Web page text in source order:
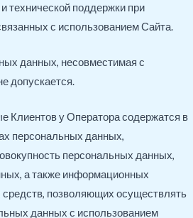
технической поддержки при
с использованием Сайта.
данных, несовместимая с
допускается.
Клиентов у Оператора содержатся в
персональных данных,
персональных данных,
а также информационных
средств, позволяющих осуществлять
данных с использованием